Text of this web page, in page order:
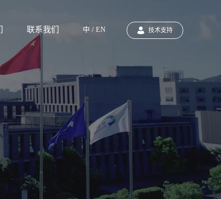
联系我们 中 / EN 技术支持